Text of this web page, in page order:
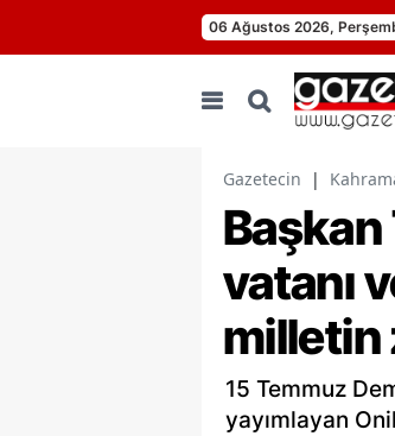
06 Ağustos 2026,
Gazetecin |
Başkan
vatanı
milletin
15 Temmuz
yayımlayan